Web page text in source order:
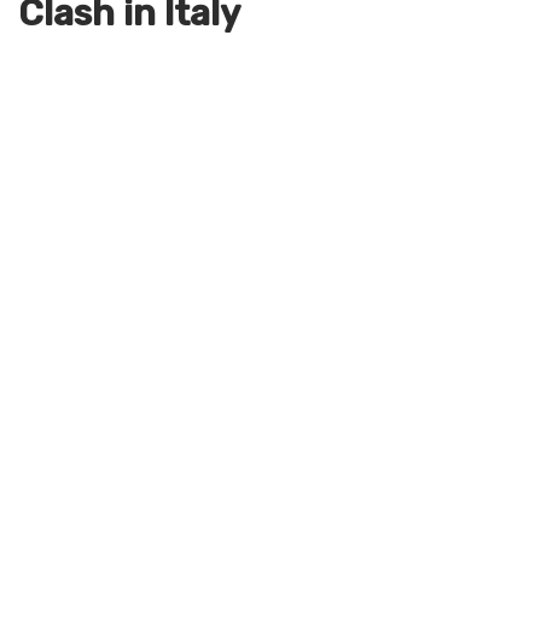
Clash in Italy